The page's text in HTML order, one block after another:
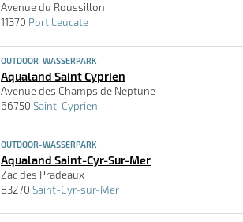
Avenue du Roussillon
11370 Port Leucate
OUTDOOR-WASSERPARK
Aqualand Saint Cyprien
Avenue des Champs de Neptune
66750 Saint-Cyprien
OUTDOOR-WASSERPARK
Aqualand Saint-Cyr-Sur-Mer
Zac des Pradeaux
83270 Saint-Cyr-sur-Mer